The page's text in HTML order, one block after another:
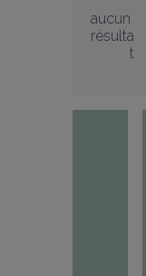
aucun
résulta
t